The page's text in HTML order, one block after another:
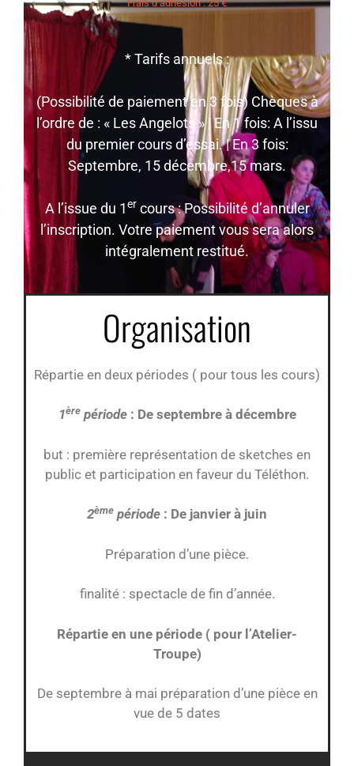
Frais d’adhésion : 25 €
* Tarifs annuels :
(Possibilité de paiement en 3 fois) Chèques à
l’ordre de : « Les Angelots » | En 1 fois: A l’issu
du premier cours d’essai. | En 3 fois:
Septembre, 15 décembre,15 mars.
A l’issue du 1ercours : Possibilité d’annuler
l’inscription. Votre paiement vous sera alors
intégralement restitué.
Organisation
Répartie en deux périodes ( pour tous les cours)
1èrepériode: De septembre à décembre
but : première représentation de sketches en
public et participation en faveur du Téléthon.
2ème période : De janvier à juin
Préparation d’une pièce.
finalité : spectacle de fin d’année.
Répartie en une période ( pour l’Atelier-
Troupe)
De septembre à mai préparation d’une pièce en
vue de 5 dates